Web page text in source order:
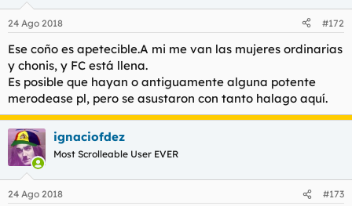
24 Ago 2018 #172
Ese coño es apetecible.A mi me van las mujeres ordinarias
y chonis, y FC está llena.
Es posible que hayan o antiguamente alguna potente
merodease pl, pero se asustaron con tanto halago aquí.
ignaciofdez
Most Scrolleable User EVER
24 Ago 2018 #173